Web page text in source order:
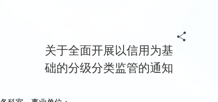
关于全面开展以信用为基
础的分级分类监管的通知